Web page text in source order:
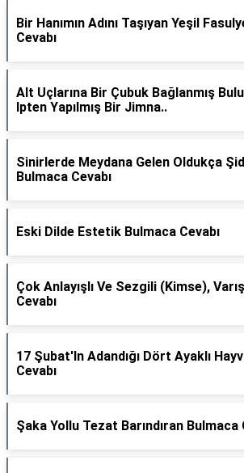
Bir Hanımın Adını Taşıyan Yeşil
Cevabı
Alt Uçlarına Bir Çubuk Bağlanmış
Ipten Yapılmış Bir Jimna..
Sinirlerde Meydana Gelen Oldukça
Bulmaca Cevabı
Eski Dilde Estetik Bulmaca Cevabı
Çok Anlayışlı Ve Sezgili (Kimse),
Cevabı
17 Şubat'In Adandığı Dört Ayaklı
Cevabı
Şaka Yollu Tezat Barındıran Bulmaca